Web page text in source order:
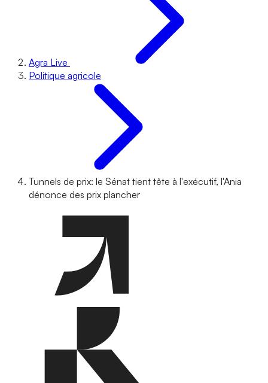
Agra Live
Politique agricole
Tunnels de prix: le Sénat tient tête à l'exécutif, l'Ania
dénonce des prix plancher